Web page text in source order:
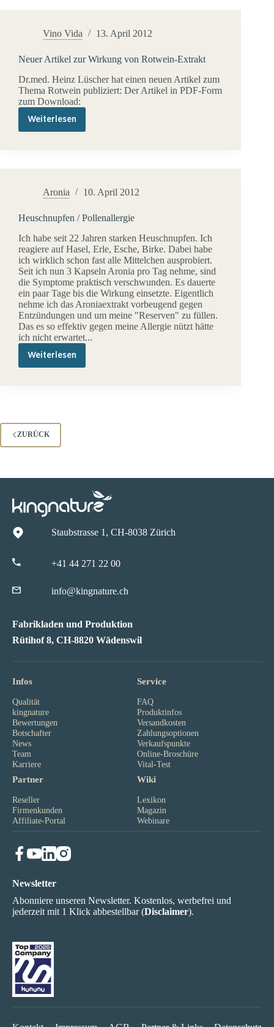
Vino Vida 13. April 2012
Neuer Artikel zur Wirkung von Rotwein-Extrakt
Dr.med. Heinz Lüscher hat einen neuen Artikel zum
Thema Rotwein publiziert: Der Artikel in PDF-Form
zum Download:
Weiterlesen
Neuer
Artikel
Extrakt
Aronia 10. April 2012
Heuschnupfen / Pollenallergie
Ich habe seit 22 Jahren starken Heuschnupfen. Ich
reagiere auf Hasel, Erle, Esche, Birke. Dabei habe
ich wirklich schon fast alle Mittelchen ausprobiert.
Seit ich nun 3 Kapseln Aronia pro Tag nehme, sind
die Symptome praktisch verschwunden. Es dauerte
ein paar Tage bis die Wirkung einsetzte. Eigentlich
nehme ich das Aroniaextrakt vorbeugend gegen
Entzündungen und um meine "Reserven" zu füllen.
Das es so effektiv gegen meine Allergie nützt hätte
ich nicht erwartet...
WeiterlesenHeuschnupfen
/
ZURÜCK
Staubstrasse 1, CH-8038 Zürich
+41 44 271 22 00
info@kingnature.ch
Fabrikladen und Produktion
Rütihof 8, CH-8820 Wädenswil
Infos
Qualität
kingnature
Bewertungen
Botschafter
News
Team
Karriere
Service
FAQ
Produktinfos
Versandkosten
Zahlungsoptionen
Verkaufspunkte
Online-Broschüre
Vital-Test
Partner
Reseller
Firmenkunden
Affiliate-Portal
Wiki
Lexikon
Magazin
Webinare
Newsletter
Abonniere unseren Newsletter. Kostenlos, werbefrei und
jederzeit mit 1 Klick abbestellbar (Disclaimer).